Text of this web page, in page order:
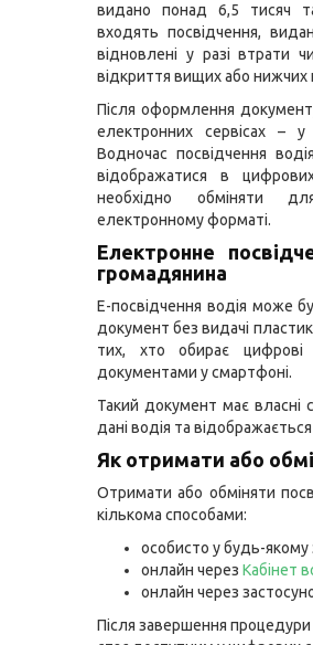
видано понад 6,5 тисяч
входять посвідчення,
відновлені у разі втрати
відкриття вищих або нижчих
Після оформлення
електронних сервісах – у
Водночас посвідчення
відображатися в
необхідно обміняти
електронному форматі.
Електронне
громадянина
Е-посвідчення водія може
документ без видачі
тих, хто обирає цифрові
документами у смартфоні.
Такий документ має власні
дані водія та
Як отримати або
Отримати або обміняти
кількома способами:
особисто у будь-
онлайн через Кабінет
онлайн через
Після завершення